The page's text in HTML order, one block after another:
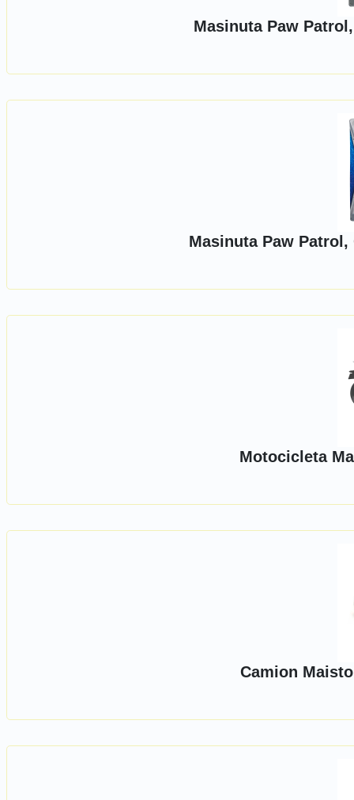
Masinuta Paw
Masinuta Paw Patrol,
Motocicleta
Camion